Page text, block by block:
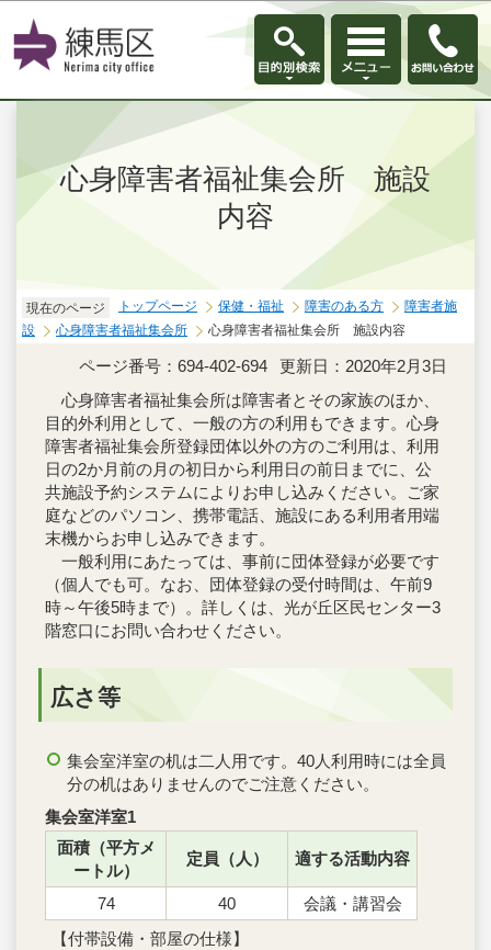
このページの本文へ移動
心身障害者福祉集会所 施設
内容
現在のページ トップページ 保健・福祉 障害のある方
障害者施
設
心身障害者福祉集会所 心身障害者福祉集会所 施設内容
ページ番号：694-402-694
更新日：2020年2月3日
心身障害者福祉集会所は障害者とその家族のほか、
目的外利用として、一般の方の利用もできます。心身
障害者福祉集会所登録団体以外の方のご利用は、利用
日の2か月前の月の初日から利用日の前日までに、公
共施設予約システムによりお申し込みください。ご家
庭などのパソコン、携帯電話、施設にある利用者用端
末機からお申し込みできます。
一般利用にあたっては、事前に団体登録が必要です
（個人でも可。なお、団体登録の受付時間は、午前9
時～午後5時まで）。詳しくは、光が丘区民センター3
階窓口にお問い合わせください。
広さ等
集会室洋室の机は二人用です。40人利用時には全員
分の机はありませんのでご注意ください。
集会室洋室1
面積（平方メ
ートル）
定員（人） 適する活動内容
74 40
会議・講習会
【付帯設備・部屋の仕様】